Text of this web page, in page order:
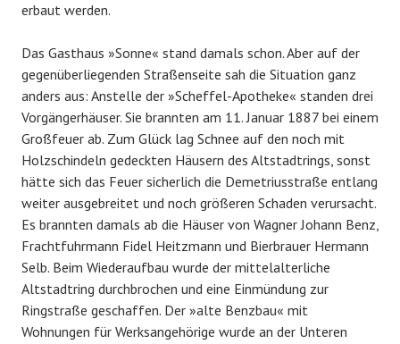
erbaut werden.
Das Gasthaus »Sonne« stand damals schon. Aber auf der
gegenüberliegenden Straßenseite sah die Situation ganz
anders aus: Anstelle der »Scheffel-Apotheke« standen drei
Vorgängerhäuser. Sie brannten am 11. Januar 1887 bei einem
Großfeuer ab. Zum Glück lag Schnee auf den noch mit
Holzschindeln gedeckten Häusern des Altstadtrings, sonst
hätte sich das Feuer sicherlich die Demetriusstraße entlang
weiter ausgebreitet und noch größeren Schaden verursacht.
Es brannten damals ab die Häuser von Wagner Johann Benz,
Frachtfuhrmann Fidel Heitzmann und Bierbrauer Hermann
Selb. Beim Wiederaufbau wurde der mittelalterliche
Altstadtring durchbrochen und eine Einmündung zur
Ringstraße geschaffen. Der »alte Benzbau« mit
Wohnungen für Werksangehörige wurde an der Unteren